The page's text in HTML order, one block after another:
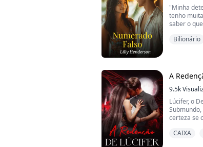
"Minha
tenho
saber o
dúvidas.
que serei
Bilionário
A
9.5k
Lúcifer, o
certeza se
habitar
CAIXA